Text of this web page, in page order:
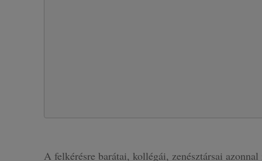
A felkérésre barátai, kollégái, zenésztársai